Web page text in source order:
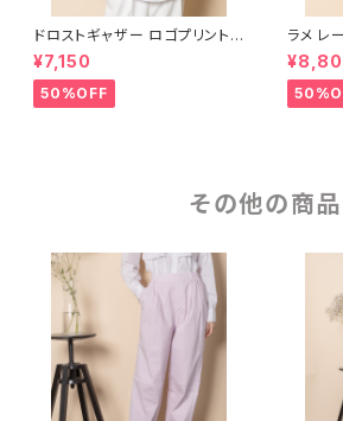
ドロストギャザー ロゴプリントカ
ットソー【8260103】
¥7,150
50%OFF
ラメ レ
01】
その他の商品